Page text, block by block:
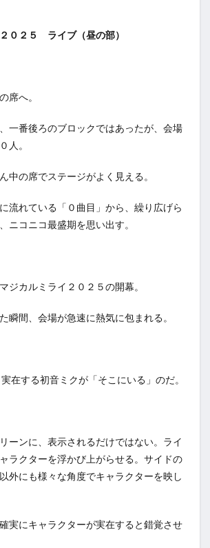
０２５ ライブ（昼の部）
席へ。
一番後ろのブロックではあったが、会場
人。
中の席でステージがよく見える。
流れている「０曲目」から、繰り広げら
ニコニコ最盛期を思い出す。
ジカルミライ２０２５の開幕。
瞬間、会場が急速に熱気に包まれる。
在する初音ミクが「そこにいる」のだ。
ーンに、表示されるだけではない。ライ
ラクターを浮かび上がらせる。サイドの
外にも様々な角度でキャラクターを映し
実にキャラクターが実在すると錯覚させ